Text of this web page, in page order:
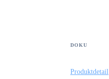
DOKU
Produktdetail